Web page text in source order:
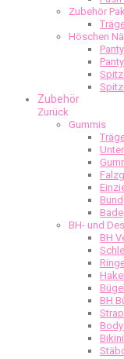
Zubehör
Höschen
Zubehör
Zurück
Gummis
BH- und
BH
BH